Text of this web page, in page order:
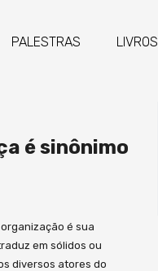
PALESTRAS LIVROS
é sinônimo
é sua
em sólidos ou
diversos atores do